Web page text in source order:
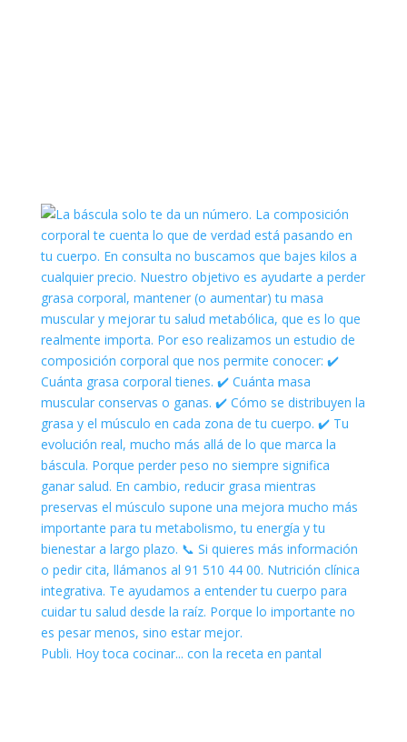
Publi. Hoy toca cocinar... con la receta en pantal